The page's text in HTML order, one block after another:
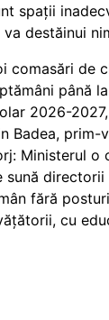
spații
va destăinui
comasări de
până
2026-
Badea, prim-
Ministerul o
sună
fără
cu